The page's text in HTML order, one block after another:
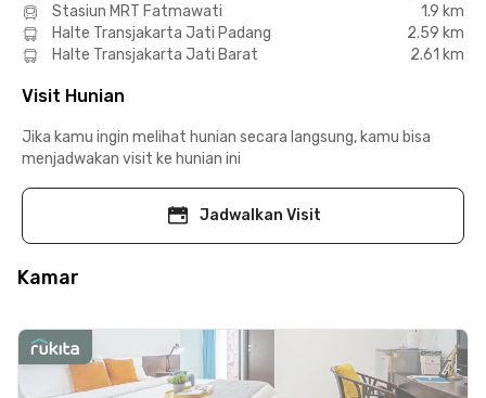
Stasiun MRT Fatmawati
1.9 km
Halte Transjakarta Jati Padang
2.59 km
Halte Transjakarta Jati Barat
2.61 km
Visit Hunian
Jika kamu ingin melihat hunian secara langsung, kamu bisa
menjadwakan visit ke hunian ini
Jadwalkan Visit
Kamar